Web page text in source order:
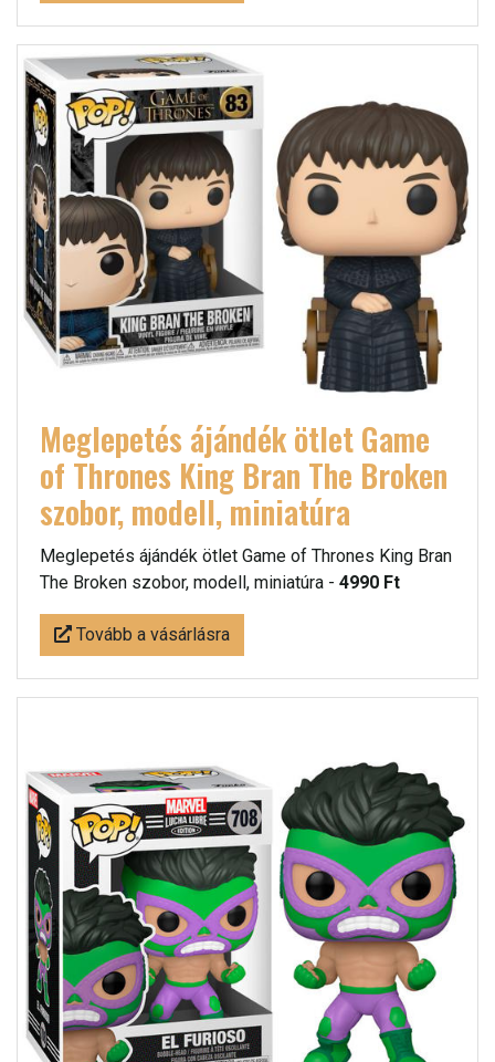
Meglepetés ájándék ötlet Game
of Thrones King Bran The Broken
szobor, modell, miniatúra
Meglepetés ájándék ötlet Game of Thrones King Bran
The Broken szobor, modell, miniatúra - 4990 Ft
Tovább a vásárlásra